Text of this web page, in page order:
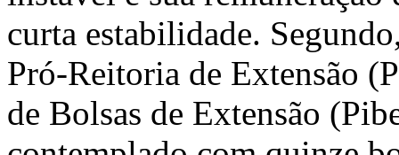
curta estabilidade.
Pró-Reitoria de Extensão
de Bolsas de Extensão